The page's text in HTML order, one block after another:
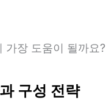
가장 도움이 될까요?
구성 전략